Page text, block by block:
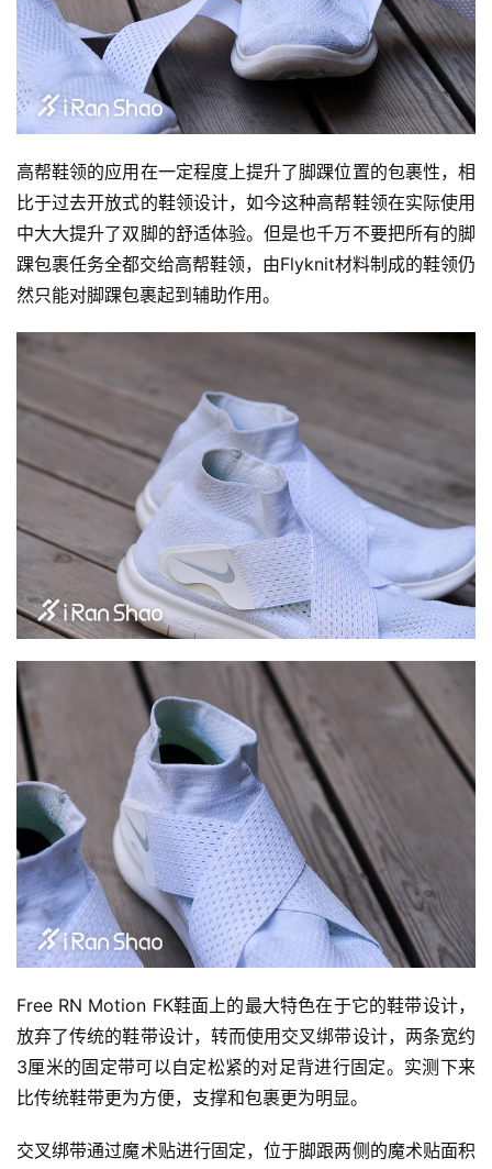
高帮鞋领的应用在一定程度上提升了脚踝位置的包裹性，相
比于过去开放式的鞋领设计，如今这种高帮鞋领在实际使用
中大大提升了双脚的舒适体验。但是也千万不要把所有的脚
踝包裹任务全都交给高帮鞋领，由Flyknit材料制成的鞋领仍
然只能对脚踝包裹起到辅助作用。
Free RN Motion FK鞋面上的最大特色在于它的鞋带设计，
放弃了传统的鞋带设计，转而使用交叉绑带设计，两条宽约
3厘米的固定带可以自定松紧的对足背进行固定。实测下来
比传统鞋带更为方便，支撑和包裹更为明显。
交叉绑带通过魔术贴进行固定，位于脚跟两侧的魔术贴面积